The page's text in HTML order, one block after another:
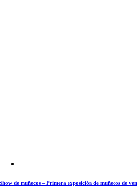
Show de muñecos – Primera exposición de muñecos de